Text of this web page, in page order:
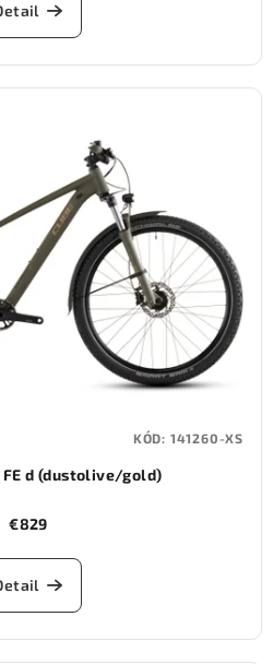
FE d (dustolive/gold)
€829
KÓD: 141260-XS